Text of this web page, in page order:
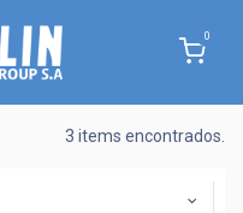
0
3 items encontrados.